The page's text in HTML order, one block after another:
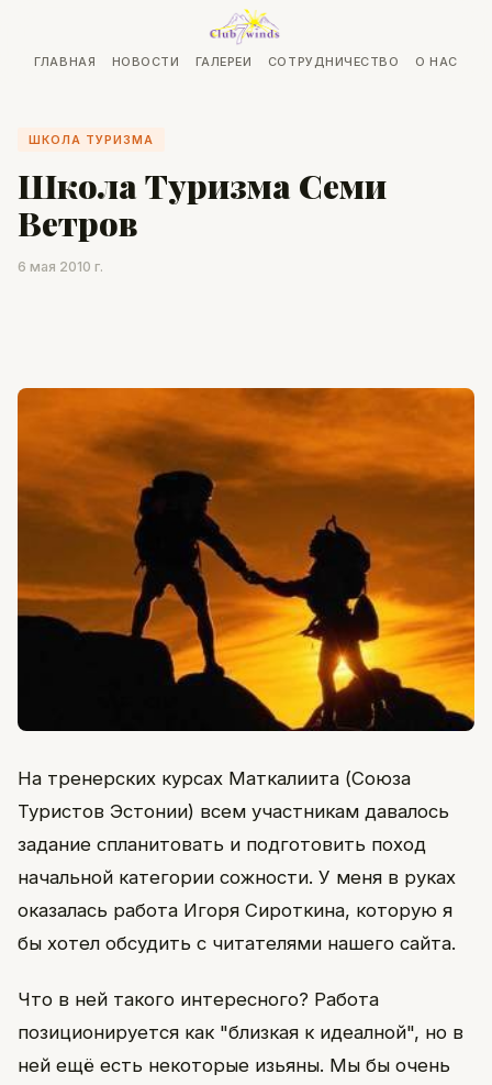
ГЛАВНАЯ НОВОСТИ ГАЛЕРЕИ СОТРУДНИЧЕСТВО О НАС
ШКОЛА ТУРИЗМА
Школа Туризма Семи
Ветров
6 мая 2010 г.
На тренерских курсах Маткалиита (Союза
Туристов Эстонии) всем участникам давалось
задание спланитовать и подготовить поход
начальной категории сожности. У меня в руках
оказалась работа Игоря Сироткина, которую я
бы хотел обсудить с читателями нашего сайта.
Что в ней такого интересного? Работа
позиционируется как "близкая к идеалной", но в
ней ещё есть некоторые изьяны. Мы бы очень